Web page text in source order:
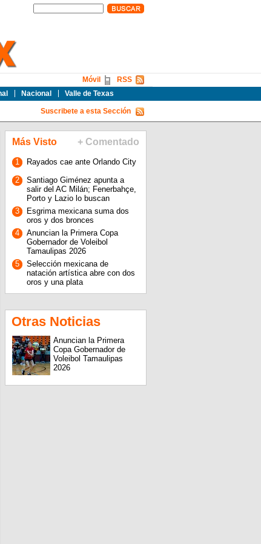
Nacional Valle de Texas
RSS
Móvil
Suscribete a esta Sección
Más Visto + Comentado
1
Rayados cae ante Orlando City
2
Santiago Giménez apunta a
salir del AC Milán; Fenerbahçe,
Porto y Lazio lo buscan
3
Esgrima mexicana suma dos
oros y dos bronces
4
Anuncian la Primera Copa
Gobernador de Voleibol
Tamaulipas 2026
5
Selección mexicana de
natación artística abre con dos
oros y una plata
Otras Noticias
Anuncian la Primera
Copa Gobernador de
Voleibol Tamaulipas
2026